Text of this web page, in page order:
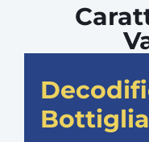
Bottiglia